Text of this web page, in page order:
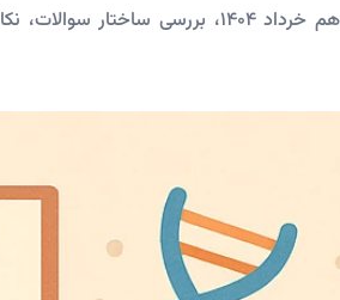
تحلیل جامع امتحان نهایی زیست شناسی دوازدهم خرداد